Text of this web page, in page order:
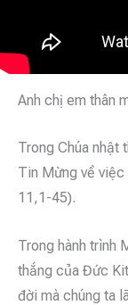
Anh chị em thân
Trong Chúa nhật
Tin Mừng về việc
11,1-45).
Trong hành trình
thắng của Đức
đời mà chúng ta